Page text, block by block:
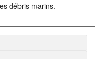
débris marins.